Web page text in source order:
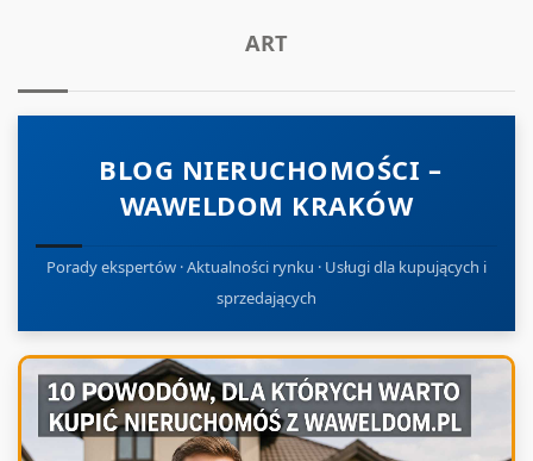
ART
BLOG NIERUCHOMOŚCI –
WAWELDOM KRAKÓW
Porady ekspertów · Aktualności rynku · Usługi dla kupujących i
sprzedających